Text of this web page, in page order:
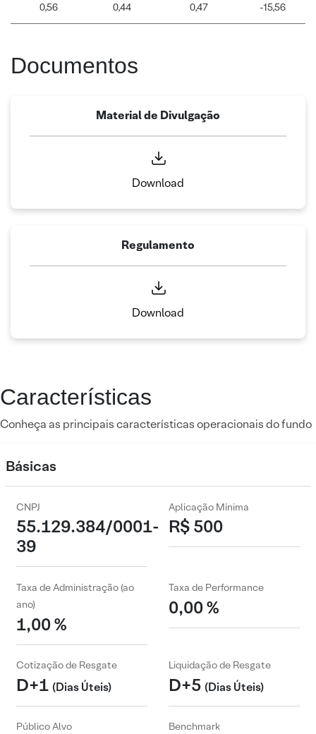
0,56 0,44 0,47 -15,56
Documentos
Material de Divulgação
Download
Regulamento
Download
Características
Conheça as principais características operacionais do fundo
Básicas
CNPJ
55.129.384/0001-
39
Aplicação Mínima
R$ 500
Taxa de Administração (ao
ano)
1,00 %
Taxa de Performance
0,00 %
Cotização de Resgate
D+1 (Dias Úteis)
Liquidação de Resgate
D+5 (Dias Úteis)
Público Alvo Benchmark